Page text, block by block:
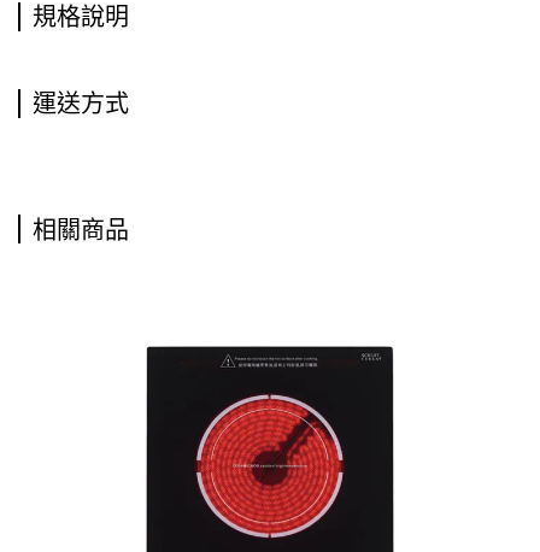
規格說明
運送方式
相關商品